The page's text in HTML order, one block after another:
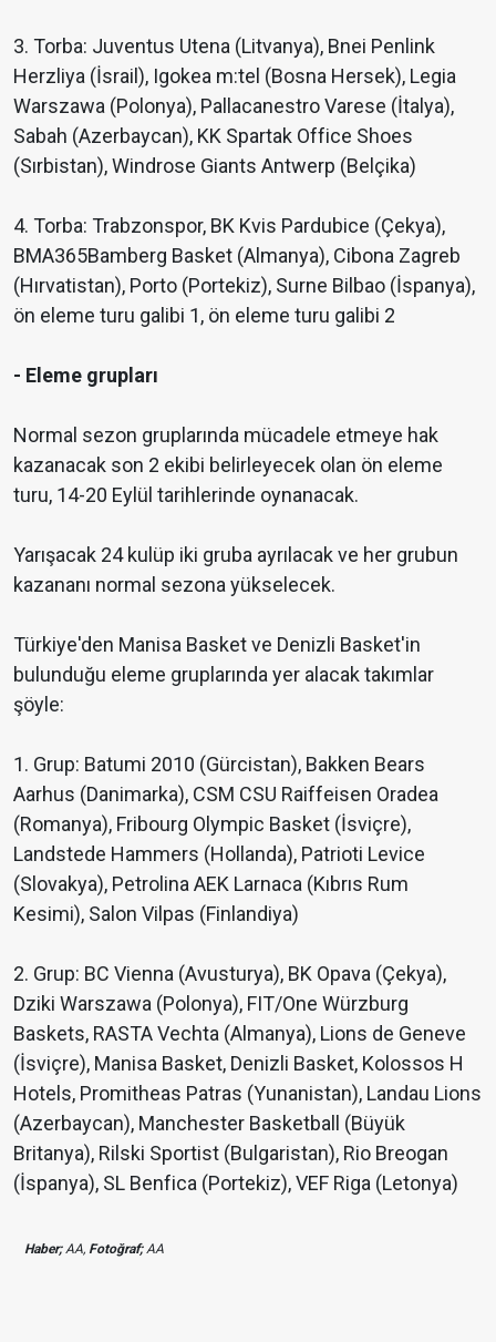
3. Torba: Juventus Utena (Litvanya), Bnei Penlink
Herzliya (İsrail), Igokea m:tel (Bosna Hersek), Legia
Warszawa (Polonya), Pallacanestro Varese (İtalya),
Sabah (Azerbaycan), KK Spartak Office Shoes
(Sırbistan), Windrose Giants Antwerp (Belçika)
4. Torba: Trabzonspor, BK Kvis Pardubice (Çekya),
BMA365Bamberg Basket (Almanya), Cibona Zagreb
(Hırvatistan), Porto (Portekiz), Surne Bilbao (İspanya),
ön eleme turu galibi 1, ön eleme turu galibi 2
- Eleme grupları
Normal sezon gruplarında mücadele etmeye hak
kazanacak son 2 ekibi belirleyecek olan ön eleme
turu, 14-20 Eylül tarihlerinde oynanacak.
Yarışacak 24 kulüp iki gruba ayrılacak ve her grubun
kazananı normal sezona yükselecek.
Türkiye'den Manisa Basket ve Denizli Basket'in
bulunduğu eleme gruplarında yer alacak takımlar
şöyle:
1. Grup: Batumi 2010 (Gürcistan), Bakken Bears
Aarhus (Danimarka), CSM CSU Raiffeisen Oradea
(Romanya), Fribourg Olympic Basket (İsviçre),
Landstede Hammers (Hollanda), Patrioti Levice
(Slovakya), Petrolina AEK Larnaca (Kıbrıs Rum
Kesimi), Salon Vilpas (Finlandiya)
2. Grup: BC Vienna (Avusturya), BK Opava (Çekya),
Dziki Warszawa (Polonya), FIT/One Würzburg
Baskets, RASTA Vechta (Almanya), Lions de Geneve
(İsviçre), Manisa Basket, Denizli Basket, Kolossos H
Hotels, Promitheas Patras (Yunanistan), Landau Lions
(Azerbaycan), Manchester Basketball (Büyük
Britanya), Rilski Sportist (Bulgaristan), Rio Breogan
(İspanya), SL Benfica (Portekiz), VEF Riga (Letonya)
Haber;AA, Fotoğraf;AA